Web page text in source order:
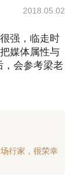
2018.05.02
强，临走时
媒体属性与
，会参考梁老
行家，很荣幸